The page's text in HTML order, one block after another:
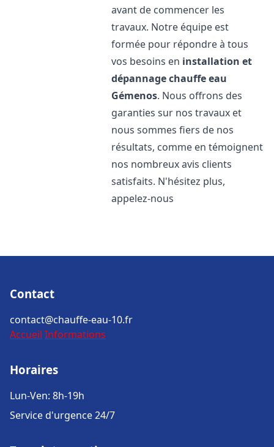
avant de commencer les
travaux. Notre équipe est
formée pour répondre à tous
vos besoins en installation et
dépannage chauffe eau
Gémenos. Nous offrons des
garanties sur nos travaux et
nous sommes fiers de nos
résultats, comme en témoignent
nos nombreux avis clients
satisfaits. N'hésitez plus,
appelez-nous
Contact
contact@chauffe-eau-10.fr
Accueil Informations
Horaires
Lun-Ven: 8h-19h
Service d'urgence 24/7